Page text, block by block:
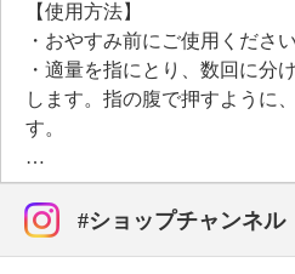
【夜につける頭皮セラム（頭皮
＜配合／無配合表示＞
合成香料不使用、ノンシリコ
【使用方法】
・おやすみ前にご使用ください
・適量を指にとり、数回に分
します。指の腹で押すように
す。
【全成分】
・水、エタノール、サトウカ
リコール、ＢＧ、ココイルプ
ド、 バクチオール、ウンカリ
#ショップチャンネル